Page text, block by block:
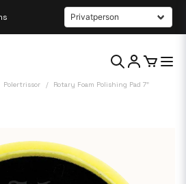
vi samma dag
Polertrissor Rotary Foam Polishing Pad 7"